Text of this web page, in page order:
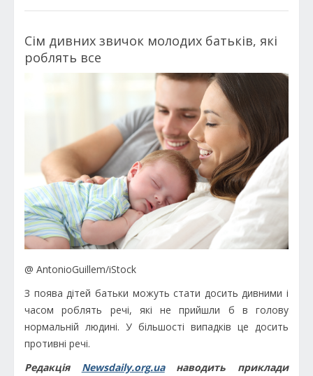
Сім дивних звичок молодих батьків, які
роблять все
@ AntonioGuillem/iStock
З поява дітей батьки можуть стати досить дивними і
часом роблять речі, які не прийшли б в голову
нормальній людині. У більшості випадків це досить
противні речі.
Редакція Newsdaily.org.uaнаводить приклади